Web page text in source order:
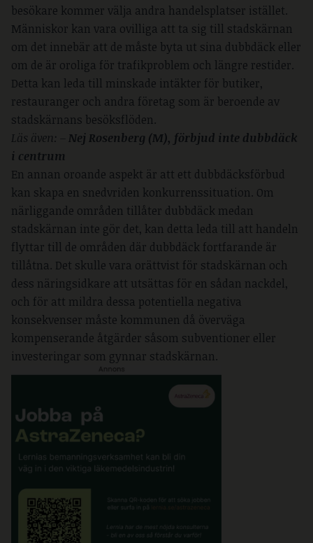
besökare kommer välja andra handelsplatser istället.
Människor kan vara ovilliga att ta sig till stadskärnan
om det innebär att de måste byta ut sina dubbdäck eller
om de är oroliga för trafikproblem och längre restider.
Detta kan leda till minskade intäkter för butiker,
restauranger och andra företag som är beroende av
stadskärnans besöksflöden.
Läs även: – Nej Rosenberg (M), förbjud inte dubbdäck
i centrum
En annan oroande aspekt är att ett dubbdäcksförbud
kan skapa en snedvriden konkurrenssituation. Om
närliggande områden tillåter dubbdäck medan
stadskärnan inte gör det, kan detta leda till att handeln
flyttar till de områden där dubbdäck fortfarande är
tillåtna. Det skulle vara orättvist för stadskärnan och
dess näringsidkare att utsättas för en sådan nackdel,
och för att mildra dessa potentiella negativa
konsekvenser måste kommunen då överväga
kompenserande åtgärder såsom subventioner eller
investeringar som gynnar stadskärnan.